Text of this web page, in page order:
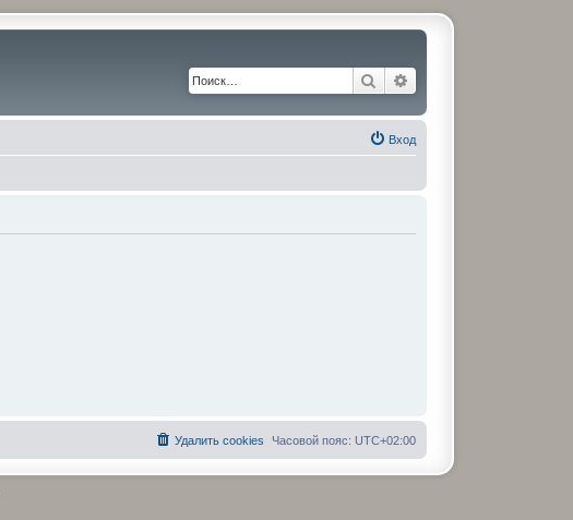
Поиск
Вход
Часовой пояс: UTC+02:00
Удалить cookies